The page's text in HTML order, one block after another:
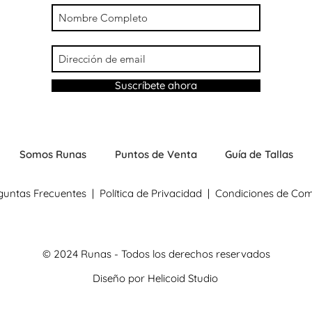
Suscríbete ahora
Somos Runas Puntos de Venta Guía de Tallas
Frecuentes | Política de Privacidad | Condiciones de
© 2024 Runas - Todos los derechos reservados
Diseño por Helicoid Studio